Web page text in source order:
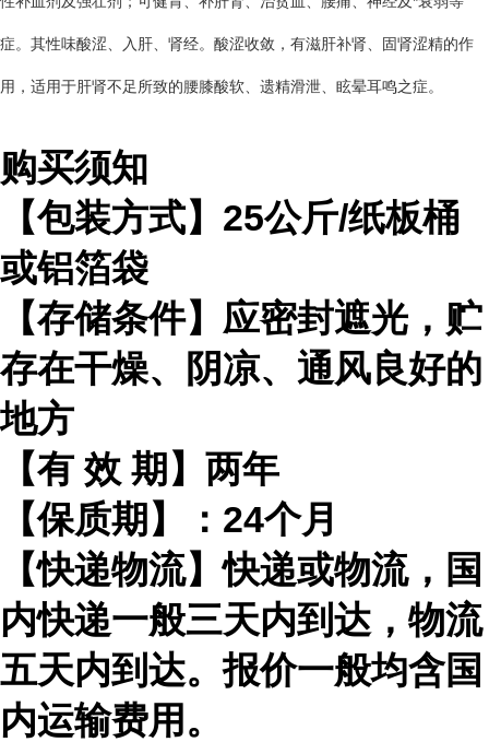
症。其性味酸涩、入肝、肾经。酸涩收敛，有滋肝补肾、固肾涩精的作
用，适用于肝肾不足所致的腰膝酸软、遗精滑泄、眩晕耳鸣之症。
购买须知
【包装方式】 25公斤/纸板桶
或铝箔袋
【存储条件】应密封遮光，贮
存在干燥、阴凉、通风良好的
地方
【有 效 期】两年
【保质期】： 24个月
【快递物流】快递或物流，国
内快递一般三天内到达，物流
五天内到达。报价一般均含国
内运输费用。